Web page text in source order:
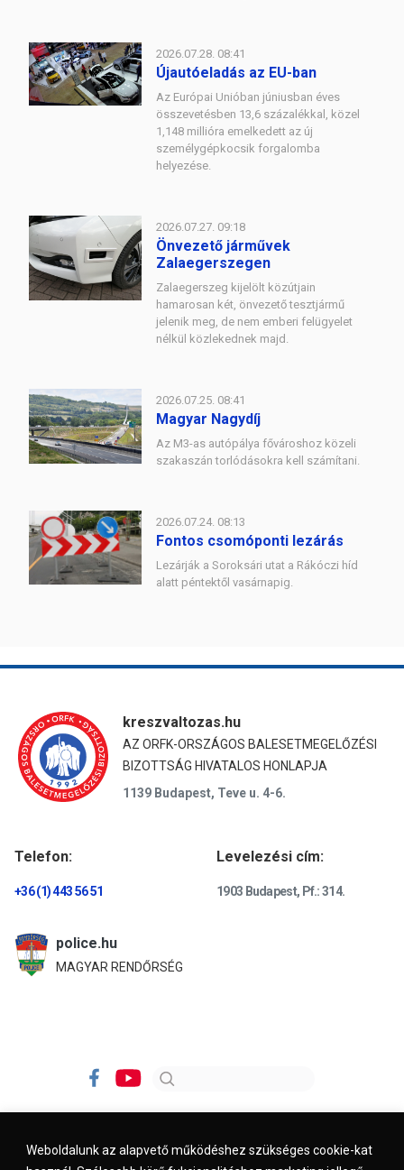
Weboldalunk az alapvető működéshez szükséges cookie-kat
2026.07.28. 08:41
Újautóeladás az EU-ban
Az Európai Unióban júniusban éves
összevetésben 13,6 százalékkal, közel
1,148 millióra emelkedett az új
személygépkocsik forgalomba
helyezése.
2026.07.27. 09:18
Önvezető járművek
Zalaegerszegen
Zalaegerszeg kijelölt közútjain
hamarosan két, önvezető tesztjármű
jelenik meg, de nem emberi felügyelet
nélkül közlekednek majd.
2026.07.25. 08:41
Magyar Nagydíj
Az M3-as autópálya fővároshoz közeli
szakaszán torlódásokra kell számítani.
2026.07.24. 08:13
Fontos csomóponti lezárás
Lezárják a Soroksári utat a Rákóczi híd
alatt péntektől vasárnapig.
kreszvaltozas.hu
AZ ORFK-ORSZÁGOS BALESETMEGELŐZÉSI
BIZOTTSÁG HIVATALOS HONLAPJA
1139 Budapest, Teve u. 4-6.
Telefon:
+36 (1) 443 56 51
Levelezési cím:
1903 Budapest, Pf.: 314.
police.hu
MAGYAR RENDŐRSÉG